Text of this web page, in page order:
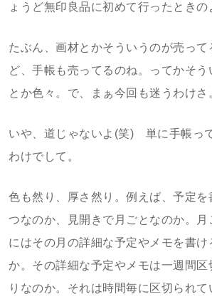
ょうど無印良品に初めて行ったときの
たぶん、画材とかそういうのが売って
ど、手帳も売ってるのね。ってかそ
とか色々。で、まぁ今回も迷うわけさ
いや、道じゃないよ(笑) 単に手帳っ
わけでして。
色も然り、厚さ然り。例えば、予定を
つなのか、見開きで月ごとなのか。月
にはその月の詳細な予定やメモを書
か。その詳細な予定やメモは一週間区
りなのか。それは時間毎に区切られて